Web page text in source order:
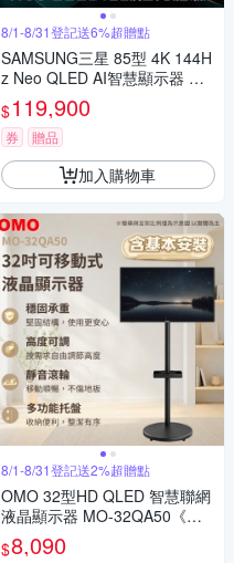
8/1-8/31登記送6%超贈點
SAMSUNG三星 85型 4K 144H
z Neo QLED AI智慧顯示器 QA
85QN80HAXXZW 含基本安裝
$119,900
券 贈品
加入購物車
8/1-8/31登記送2%超贈點
OMO 32型HD QLED 智慧聯網
液晶顯示器 MO-32QA50《含
安裝｜移動式立架超值組》
$8,090